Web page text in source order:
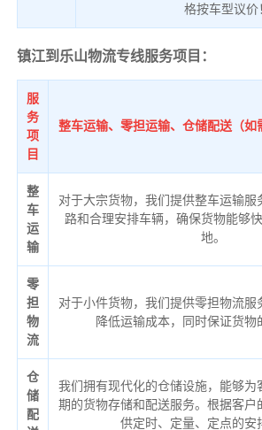
格按车型议价
镇江到乐山物流专线服务项目：
服
务
项
目
整车运输、零担运输、仓储配送（如
整
车
运
输
对于大宗货物，我们提供整车运输服
路和合理安排车辆，确保货物能够
地。
零
担
物
流
对于小件货物，我们提供零担物流服
降低运输成本，同时保证货物
仓
储
配
我们拥有现代化的仓储设施，能够为
期的货物存储和配送服务。根据客户
供定时、定量、定点的安